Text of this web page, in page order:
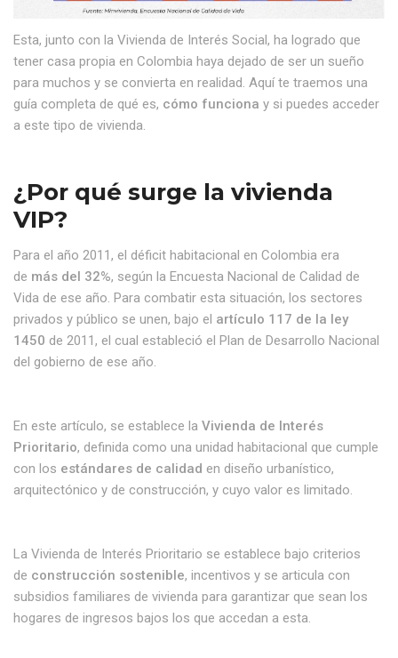
Esta, junto con la Vivienda de Interés Social, ha logrado que
tener casa propia en Colombia haya dejado de ser un sueño
para muchos y se convierta en realidad. Aquí te traemos una
guía completa de qué es, cómo funciona y si puedes acceder
a este tipo de vivienda.
¿Por qué surge la vivienda
VIP?
Para el año 2011, el déficit habitacional en Colombia era
de más del 32%, según la Encuesta Nacional de Calidad de
Vida de ese año. Para combatir esta situación, los sectores
privados y público se unen, bajo el artículo 117 de la ley
1450 de 2011, el cual estableció el Plan de Desarrollo Nacional
del gobierno de ese año.
En este artículo, se establece la Vivienda de Interés
Prioritario, definida como una unidad habitacional que cumple
con los estándares de calidad en diseño urbanístico,
arquitectónico y de construcción, y cuyo valor es limitado.
La Vivienda de Interés Prioritario se establece bajo criterios
de construcción sostenible, incentivos y se articula con
subsidios familiares de vivienda para garantizar que sean los
hogares de ingresos bajos los que accedan a esta.